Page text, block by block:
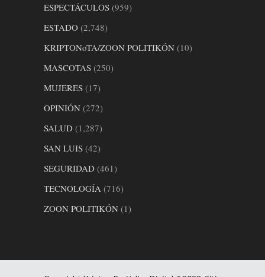
ESPECTÁCULOS (959)
ESTADO (2,748)
KRIPTONoTA/ZOON POLITIKÓN (10)
MASCOTAS (250)
MUJERES (17)
OPINIÓN (272)
SALUD (1,287)
SAN LUIS (42)
SEGURIDAD (461)
TECNOLOGÍA (716)
ZOON POLITIKÓN (1)